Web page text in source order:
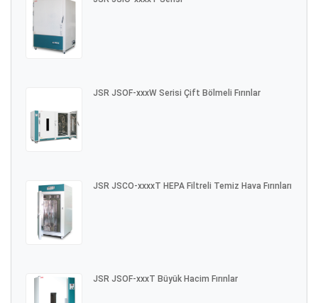
JSR JSOF-xxxW Serisi Çift Bölmeli Fırınlar
JSR JSCO-xxxxT HEPA Filtreli Temiz Hava Fırınları
JSR JSOF-xxxT Büyük Hacim Fırınlar